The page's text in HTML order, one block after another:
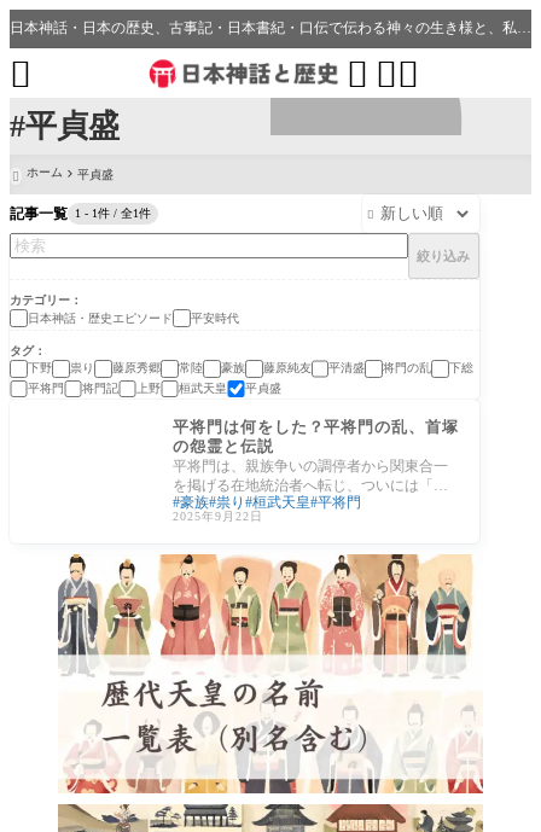
#平貞盛
日本神話・日本の歴史、古事記・日本書紀・口伝で伝わる神々の生き様と、私たちの分野・生活、開運、神社との繋がり
 

 ホーム 平貞盛
記事一覧 1 - 1件 / 全1件 
絞り込み
カテゴリー
日本神話・歴史エピソード
平安時代
タグ
下野
祟り 藤原秀郷 常陸 豪族 藤原純友 平清盛 将門の乱
下総
平将門
将門記 上野 桓武天皇 平貞盛
日本神話・歴史エピソ
平将門は何をした？平将門の乱、首塚
の怨霊と伝説
平将門は、親族争いの調停者から関東合一
を掲げる在地統治者へ転じ、ついには「新
皇」を称して王権の象徴秩序に挑みまし
た。本記
豪族 祟り 桓武天皇 平将門
2025年9月22日